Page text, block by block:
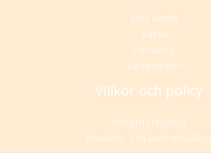
Mitt konto
Kassa
Varukorg
Varumärken
Villkor och policy
Integritetspolicy
Handels- och leveransvillkor